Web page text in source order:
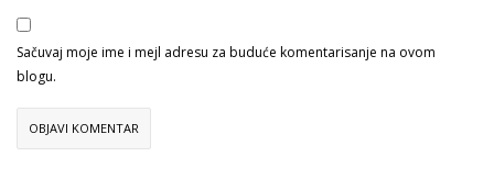
Sačuvaj moje ime i mejl adresu za buduće komentarisanje na ovom
blogu.